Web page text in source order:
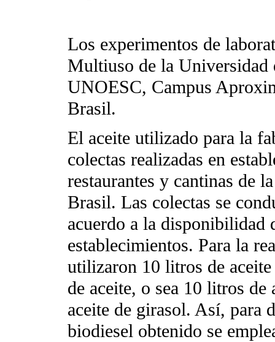
Los experimentos de
Multiuso de la Universidad
UNOESC, Campus
Brasil.
El aceite utilizado para la
colectas realizadas en
restaurantes y cantinas de
Brasil. Las colectas se
acuerdo a la disponibilidad
establecimientos. Para la
utilizaron 10 litros de
de aceite, o sea 10 litros
aceite de girasol. Así, para
biodiesel obtenido se